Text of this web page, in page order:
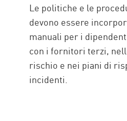
Le politiche e le
devono essere
manuali per i
con i fornitori terzi,
rischio e nei piani di
incidenti.